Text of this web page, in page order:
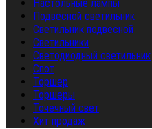
Настольные лампы
Подвесной светильник
Светильник подвесной
Светильники
Светодиодный светильник
Спот
Торшер
Торшеры
Точечный свет
Хит продаж